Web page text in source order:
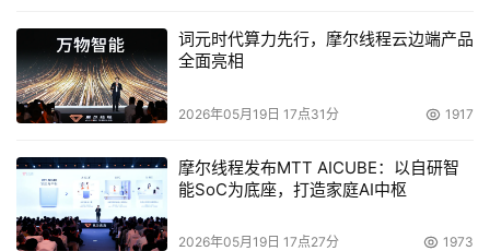
词元时代算力先行，摩尔线程云边端产品
全面亮相
2026年05月19日 17点31分 1917
摩尔线程发布MTT AICUBE：以自研智
能SoC为底座，打造家庭AI中枢
2026年05月19日 17点27分 1973